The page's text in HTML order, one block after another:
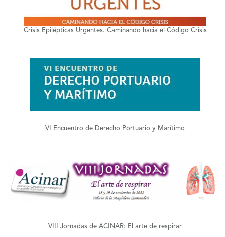
Crisis Epilépticas Urgentes. Caminando hacia el Código Crisis
+
VI Encuentro de Derecho Portuario y Marítimo
+
VIII Jornadas de ACINAR: El arte de respirar